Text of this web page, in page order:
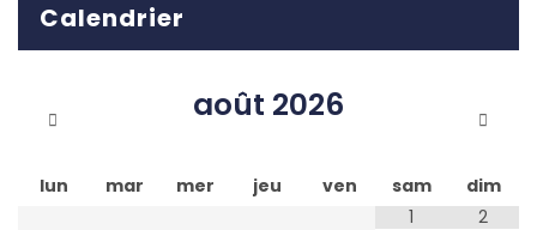
Calendrier
août 2026
lun mar mer jeu ven sam
dim
1
2